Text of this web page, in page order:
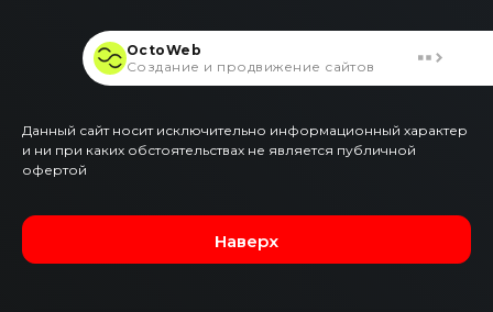
Данный сайт носит исключительно информационный характер
и ни при каких обстоятельствах не является публичной
офертой
Наверх
OctoWeb
Создание и продвижение сайтов